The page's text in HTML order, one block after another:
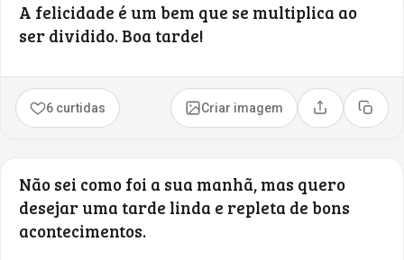
A felicidade é um bem que se multiplica ao
ser dividido. Boa tarde!
6 curtidas Criar imagem Compartilhar
Copiar
Não sei como foi a sua manhã, mas quero
desejar uma tarde linda e repleta de bons
acontecimentos.